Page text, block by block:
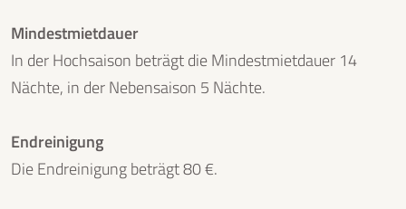
Mindestmietdauer
In der Hochsaison beträgt die Mindestmietdauer 14
Nächte, in der Nebensaison 5 Nächte.
Endreinigung
Die Endreinigung beträgt 80 €.